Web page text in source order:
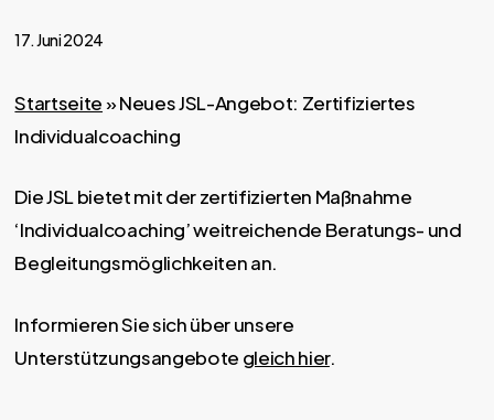
17. Juni 2024
Startseite»Neues JSL-Angebot: Zertifiziertes
Individualcoaching
Die JSL bietet mit der zertifizierten Maßnahme
‘Individualcoaching’ weitreichende Beratungs- und
Begleitungsmöglichkeiten an.
Informieren Sie sich über unsere
Unterstützungsangebote gleich hier.